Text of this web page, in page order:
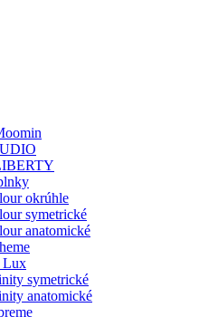
okrúhle
symetrické
anatomické
Lux
symetrické
anatomické